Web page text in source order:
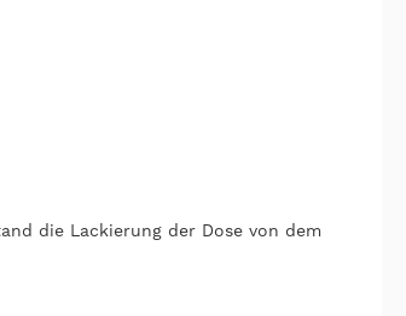
die Lackierung der Dose von dem